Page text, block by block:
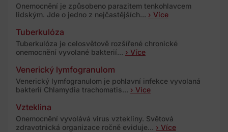
Onemocnění je způsobeno parazitem tenkohlavcem
lidským. Jde o jedno z nejčastějších... › Více
Tuberkulóza
Tuberkulóza je celosvětově rozšířené chronické
onemocnění vyvolané bakterií... › Více
Venerický lymfogranulom
Venerický lymfogranulom je pohlavní infekce vyvolaná
bakterií Chlamydia trachomatis... › Více
Vzteklina
Onemocnění vyvolává virus vztekliny. Světová
zdravotnická organizace ročně eviduje... › Více